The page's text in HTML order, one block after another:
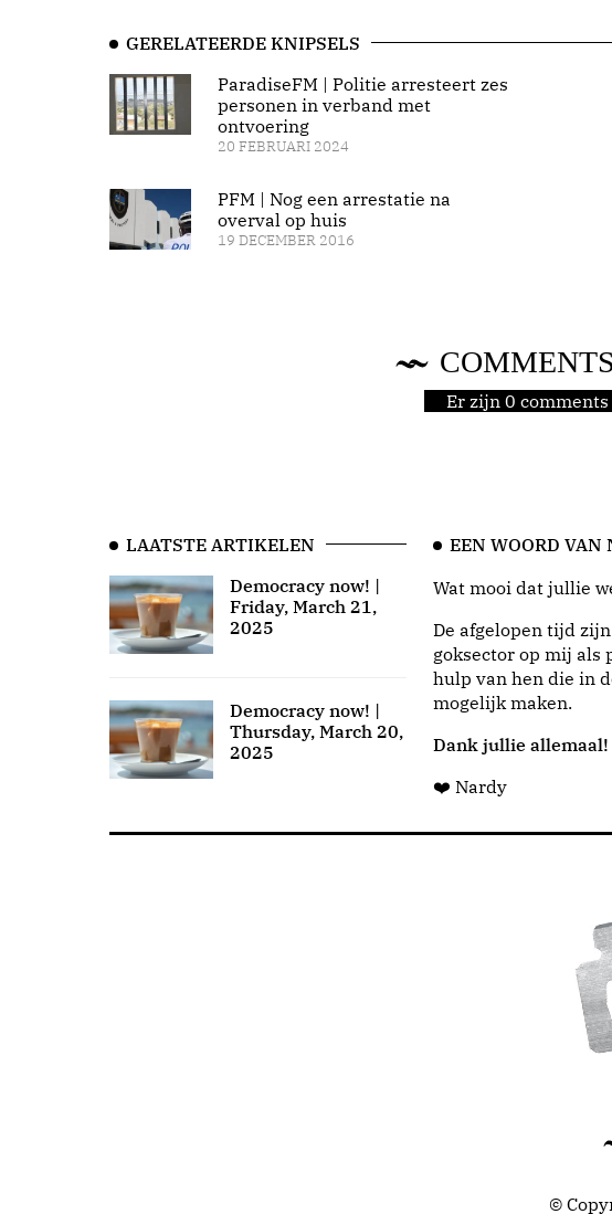
GERELATEERDE KNIPSELS
ParadiseFM | Politie arresteert zes
personen in verband met
ontvoering
20 FEBRUARI 2024
PFM | Nog een arrestatie na
overval op huis
19 DECEMBER 2016
COMMENTS
Er zijn 0 comments
LAATSTE ARTIKELEN
Democracy now! |
Friday, March 21,
2025
Democracy now! |
Thursday, March 20,
2025
EEN WOORD VAN
Wat mooi dat jullie
De afgelopen tijd
goksector op mij als
hulp van hen die in
mogelijk maken.
Dank jullie allemaal!
❤️ Nardy
©